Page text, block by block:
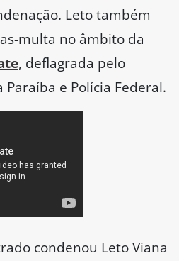
Leto também
multa no âmbito da
, deflagrada pelo
e Polícia Federal.
condenou Leto Viana